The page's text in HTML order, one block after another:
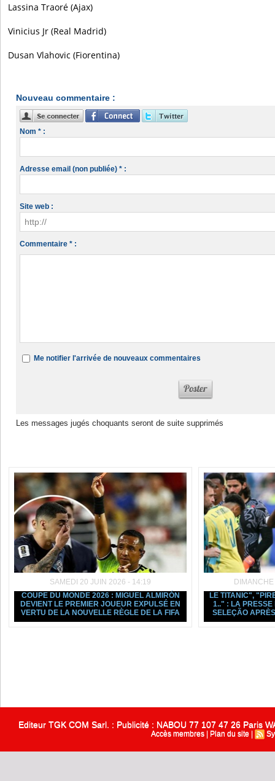
Lassina Traoré (Ajax)
Vinicius Jr (Real Madrid)
Dusan Vlahovic (Fiorentina)
Nouveau commentaire :
Nom * :
Adresse email (non publiée) * :
Site web :
Commentaire * :
Me notifier l'arrivée de nouveaux commentaires
Les messages jugés choquants seront de suite supprimés
SAMEDI 20 JUIN 2026 - 14:19
COUPE DU MONDE 2026 : MIGUEL ALMIRÓN
DEVIENT LE PREMIER JOUEUR EXPULSÉ EN
VERTU DE LA NOUVELLE RÈGLE DE LA FIFA
LE TITANIC",
1.." : LA PRESSE
SELEÇÃO
Editeur TGK COM Sarl. : Publicité : NABOU 77 107 47 26 Paris
Accès membres Plan du site